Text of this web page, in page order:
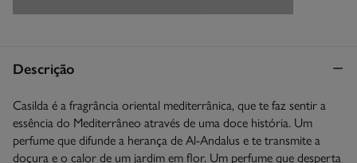
Descrição
Casilda é a fragrância oriental mediterrânica, que te faz sentir a
essência do Mediterrâneo através de uma doce história. Um
perfume que difunde a herança de Al-Andalus e te transmite a
doçura e o calor de um jardim em flor. Um perfume que desperta